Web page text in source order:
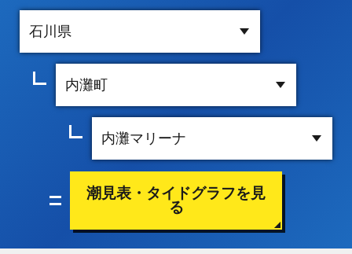
潮見表・タイドグラフを見
る